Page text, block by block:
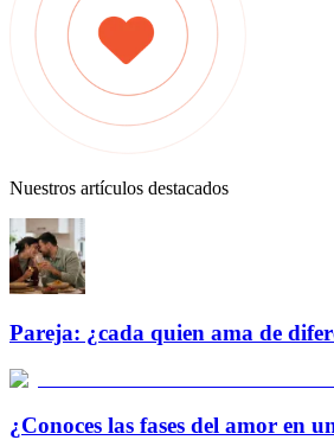
Nuestros artículos destacados
Pareja: ¿cada quien ama de
¿Conoces las fases del amor en